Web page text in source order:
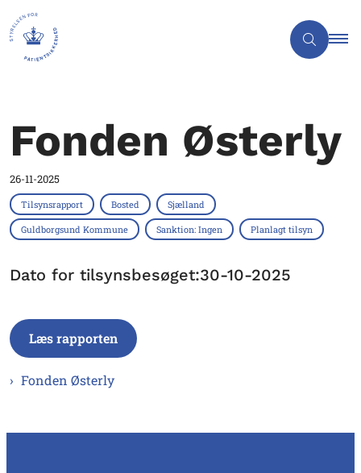
Fonden Østerly
26-11-2025
Tilsynsrapport Bosted Sjælland
Guldborgsund Kommune Sanktion: Ingen Planlagt tilsyn
Dato for tilsynsbesøget:30-10-2025
Læs rapporten
Fonden Østerly